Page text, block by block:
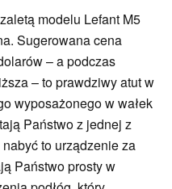
modelu Lefant M5
Sugerowana cena
– a podczas
– to prawdziwy atut w
wyposażonego w wałek
Państwo z jednej z
to urządzenie za
Państwo prosty w